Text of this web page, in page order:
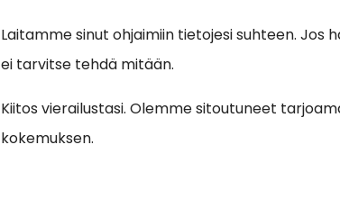
Laitamme sinut ohjaimiin tietojesi suhteen.
ei tarvitse tehdä mitään.
Kiitos vierailustasi. Olemme sitoutuneet
kokemuksen.